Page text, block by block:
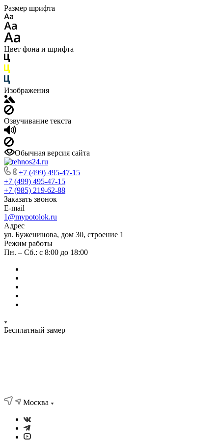
Размер шрифта
Цвет фона и шрифта
Изображения
Озвучивание текста
Обычная версия сайта
+7 (499) 495-47-15
+7 (499) 495-47-15
+7 (985) 219-62-88
Заказать звонок
E-mail
1@mypotolok.ru
Адрес
ул. Буженинова, дом 30, строение 1
Режим работы
Пн. – Сб.: с 8:00 до 18:00
Бесплатный замер
Москва